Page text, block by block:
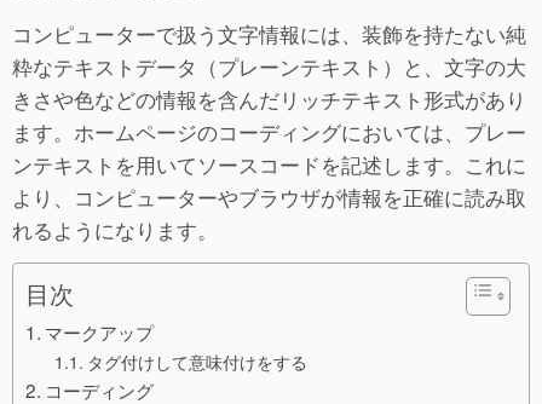
コンピューターで扱う文字情報には、装飾を持たない純
粋なテキストデータ（プレーンテキスト）と、文字の大
きさや色などの情報を含んだリッチテキスト形式があり
ます。ホームページのコーディングにおいては、プレー
ンテキストを用いてソースコードを記述します。これに
より、コンピューターやブラウザが情報を正確に読み取
れるようになります。
目次
マークアップ
タグ付けして意味付けをする
コーディング